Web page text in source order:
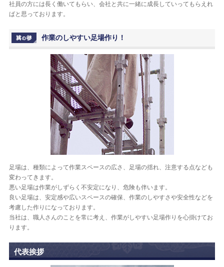
社員の方には長く働いてもらい、会社と共に一緒に成長していってもらえれ
ばと思っております。
作業のしやすい足場作り！
足場は、種類によって作業スペースの広さ、足場の揺れ、注意する点なども
変わってきます。
悪い足場は作業がしずらく不安定になり、危険も伴います。
良い足場は、安定感や広いスペースの確保、作業のしやすさや安全性などを
考慮した作りになっております。
当社は、職人さんのことを常に考え、作業がしやすい足場作りを心掛けてお
ります。
代表挨拶